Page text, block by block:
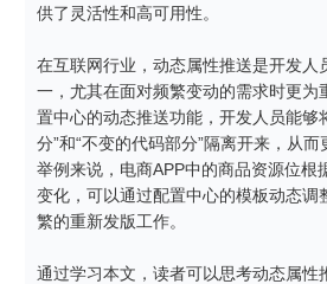
供了灵活性和高可用性。
在互联网行业，动态属性推送是开发人
一，尤其在面对频繁变动的需求时更为
置中心的动态推送功能，开发人员能够
分”和“不变的代码部分”隔离开来，从而
举例来说，电商APP中的商品资源位根
变化，可以通过配置中心的模板动态调
繁的重新发版工作。
通过学习本文，读者可以思考动态属性